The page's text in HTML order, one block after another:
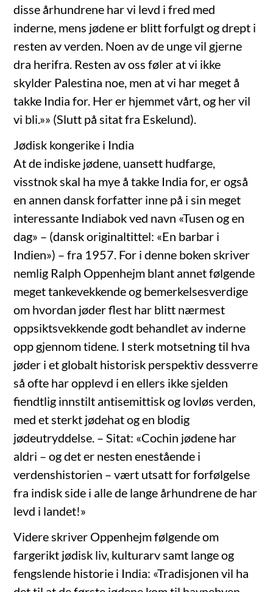
disse århundrene har vi levd i fred med
inderne, mens jødene er blitt forfulgt og drept i
resten av verden. Noen av de unge vil gjerne
dra herifra. Resten av oss føler at vi ikke
skylder Palestina noe, men at vi har meget å
takke India for. Her er hjemmet vårt, og her vil
vi bli.»» (Slutt på sitat fra Eskelund).
Jødisk kongerike i India
At de indiske jødene, uansett hudfarge,
visstnok skal ha mye å takke India for, er også
en annen dansk forfatter inne på i sin meget
interessante Indiabok ved navn «Tusen og en
dag» – (dansk originaltittel: «En barbar i
Indien») – fra 1957. For i denne boken skriver
nemlig Ralph Oppenhejm blant annet følgende
meget tankevekkende og bemerkelsesverdige
om hvordan jøder flest har blitt nærmest
oppsiktsvekkende godt behandlet av inderne
opp gjennom tidene. I sterk motsetning til hva
jøder i et globalt historisk perspektiv dessverre
så ofte har opplevd i en ellers ikke sjelden
fiendtlig innstilt antisemittisk og lovløs verden,
med et sterkt jødehat og en blodig
jødeutryddelse. – Sitat: «Cochin jødene har
aldri – og det er nesten enestående i
verdenshistorien – vært utsatt for forfølgelse
fra indisk side i alle de lange århundrene de har
levd i landet!»
Videre skriver Oppenhejm følgende om
fargerikt jødisk liv, kulturarv samt lange og
fengslende historie i India: «Tradisjonen vil ha